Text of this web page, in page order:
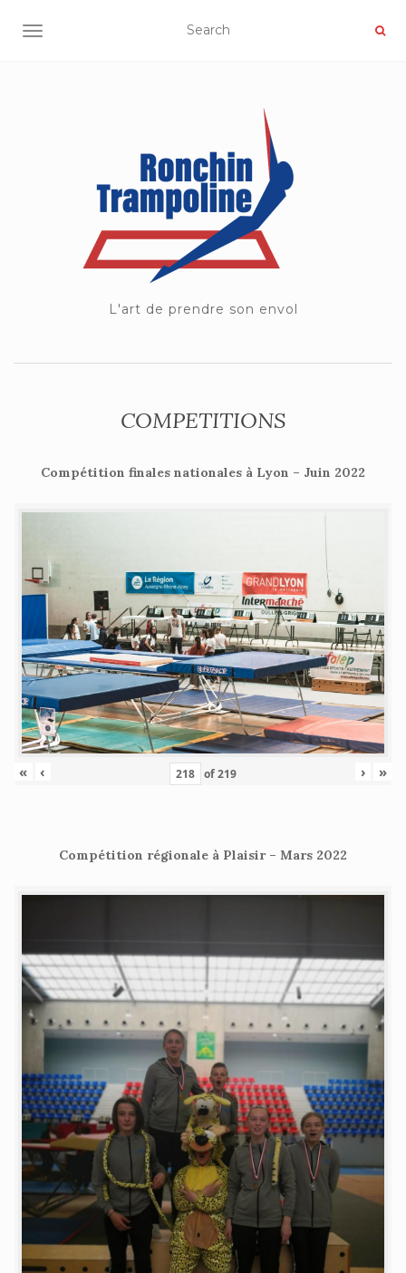
OUVRIR/FERMER LA NAVIGATION
L'art de prendre son envol
COMPETITIONS
Compétition finales nationales à Lyon – Juin 2022
« ‹ of219 › »
Compétition régionale à Plaisir – Mars 2022